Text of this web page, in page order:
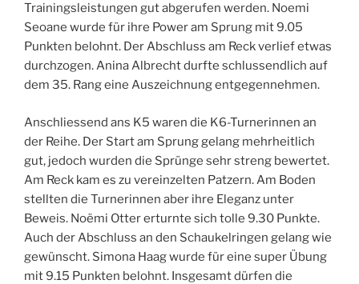
Trainingsleistungen gut abgerufen werden. Noemi
Seoane wurde für ihre Power am Sprung mit 9.05
Punkten belohnt. Der Abschluss am Reck verlief etwas
durchzogen. Anina Albrecht durfte schlussendlich auf
dem 35. Rang eine Auszeichnung entgegennehmen.
Anschliessend ans K5 waren die K6-Turnerinnen an
der Reihe. Der Start am Sprung gelang mehrheitlich
gut, jedoch wurden die Sprünge sehr streng bewertet.
Am Reck kam es zu vereinzelten Patzern. Am Boden
stellten die Turnerinnen aber ihre Eleganz unter
Beweis. Noëmi Otter erturnte sich tolle 9.30 Punkte.
Auch der Abschluss an den Schaukelringen gelang wie
gewünscht. Simona Haag wurde für eine super Übung
mit 9.15 Punkten belohnt. Insgesamt dürfen die